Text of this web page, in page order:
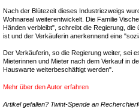
Nach der Blütezeit dieses Industriezweigs
Wohnareal weiterentwickelt. Die Familie
Händen verbleibt", schreibt die Regierung,
ist und der Verkäuferin anerkennend eine
Der Verkäuferin, so die Regierung weiter, sei
Mieterinnen und Mieter nach dem Verkauf in
Hauswarte weiterbeschäftigt werden".
Mehr über den Autor erfahren
Artikel gefallen? Twint-Spende an